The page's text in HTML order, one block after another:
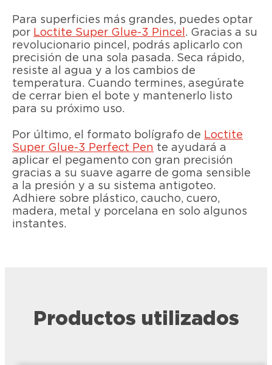
Para superficies más grandes, puedes optar
por Loctite Super Glue-3 Pincel . Gracias a su
revolucionario pincel, podrás aplicarlo con
precisión de una sola pasada. Seca rápido,
resiste al agua y a los cambios de
temperatura. Cuando termines, asegúrate
de cerrar bien el bote y mantenerlo listo
para su próximo uso.
Por último, el formato bolígrafo de Loctite
Super Glue-3 Perfect Pen te ayudará a
aplicar el pegamento con gran precisión
gracias a su suave agarre de goma sensible
a la presión y a su sistema antigoteo.
Adhiere sobre plástico, caucho, cuero,
madera, metal y porcelana en solo algunos
instantes.
Productos utilizados